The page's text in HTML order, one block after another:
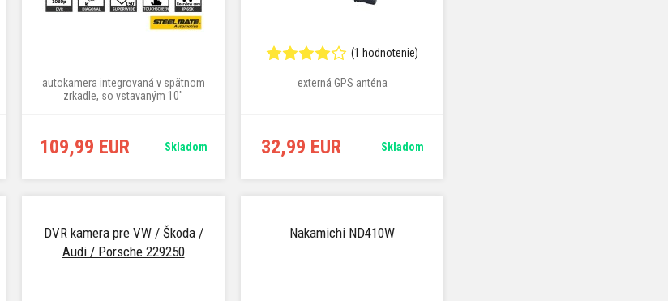
autokamera integrovaná v spätnom
zrkadle, so vstavaným 10"
109,99 EUR Skladom
(1 hodnotenie)
externá GPS anténa
32,99 EUR Skladom
DVR kamera pre VW / Škoda /
Audi / Porsche 229250
Nakamichi ND410W